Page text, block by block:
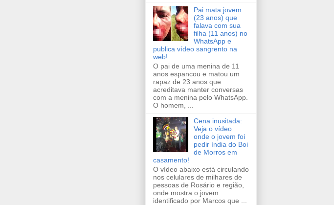
Pai mata jovem
(23 anos) que
falava com sua
filha (11 anos) no
WhatsApp e
publica vídeo sangrento na
web!
O pai de uma menina de 11
anos espancou e matou um
rapaz de 23 anos que
acreditava manter conversas
com a menina pelo WhatsApp.
O homem, ...
Cena inusitada:
Veja o vídeo
onde o jovem foi
pedir índia do Boi
de Morros em
casamento!
O vídeo abaixo está circulando
nos celulares de milhares de
pessoas de Rosário e região,
onde mostra o jovem
identificado por Marcos que ...